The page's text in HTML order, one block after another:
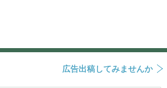
広告出稿してみませんか